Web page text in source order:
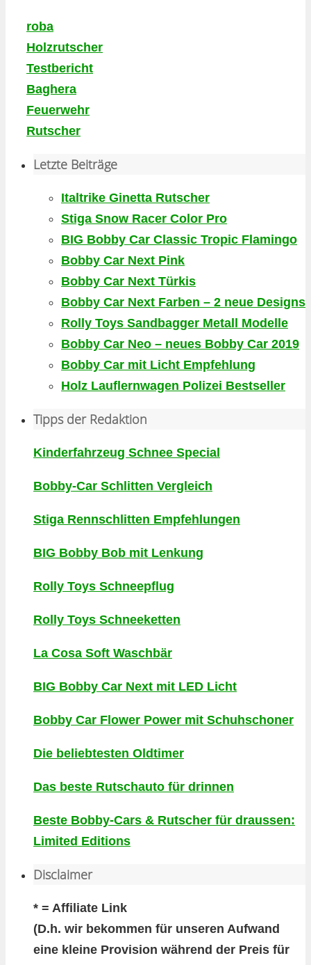
roba
Holzrutscher
Testbericht
Baghera
Feuerwehr
Rutscher
Letzte Beiträge
Italtrike Ginetta Rutscher
Stiga Snow Racer Color Pro
BIG Bobby Car Classic Tropic Flamingo
Bobby Car Next Pink
Bobby Car Next Türkis
Bobby Car Next Farben – 2 neue Designs
Rolly Toys Sandbagger Metall Modelle
Bobby Car Neo – neues Bobby Car 2019
Bobby Car mit Licht Empfehlung
Holz Lauflernwagen Polizei Bestseller
Tipps der Redaktion
Kinderfahrzeug Schnee Special
Bobby-Car Schlitten Vergleich
Stiga Rennschlitten Empfehlungen
BIG Bobby Bob mit Lenkung
Rolly Toys Schneepflug
Rolly Toys Schneeketten
La Cosa Soft Waschbär
BIG Bobby Car Next mit LED Licht
Bobby Car Flower Power mit Schuhschoner
Die beliebtesten Oldtimer
Das beste Rutschauto für drinnen
Beste Bobby-Cars & Rutscher für draussen:
Limited Editions
Disclaimer
* = Affiliate Link
(D.h. wir bekommen für unseren Aufwand
eine kleine Provision während der Preis für